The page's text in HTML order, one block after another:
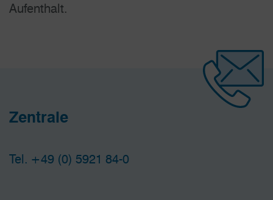
Aufenthalt.
Zentrale
Tel. +49 (0) 5921 84-0